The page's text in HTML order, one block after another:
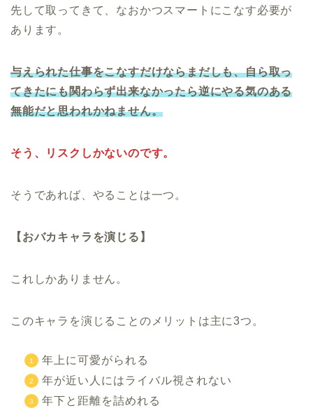
先して取ってきて、なおかつスマートにこなす必要が
あります。
与えられた仕事をこなすだけならまだしも、自ら取っ
てきたにも関わらず出来なかったら逆にやる気のある
無能だと思われかねません。
そう、リスクしかないのです。
そうであれば、やることは一つ。
【おバカキャラを演じる】
これしかありません。
このキャラを演じることのメリットは主に3つ。
年上に可愛がられる
年が近い人にはライバル視されない
年下と距離を詰めれる